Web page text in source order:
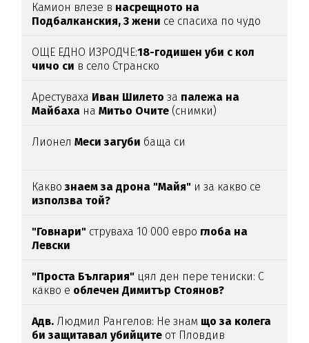
Камион влезе в насрещното на
Подбалканския, 3 жени се спасиха по чудо
ОЩЕ ЕДНО ИЗРОДЧЕ:18-годишен уби с кол
чичо си в село Странско
Арестуваха Иван Шилетоза палежа на
Майбаха наМитьо Очите (снимки)
Лионел Меси загуби баща си
Каквознаем за дрона "Майя" и за какво се
използва той?
"Говнари" струваха 10 000 евро глоба на
Левски
"Проста България" цял ден пере тениски: С
какво е облечен Димитър Стоянов?
Адв. Людмил Рангелов: Не знам що за колега
би защитавал убийците от Пловдив